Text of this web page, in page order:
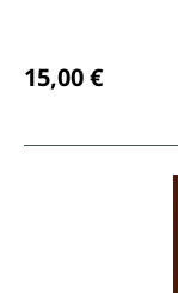
15,00 €